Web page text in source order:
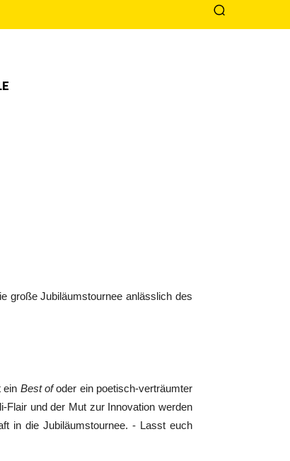
große Jubiläumstournee anlässlich des
ein Best ofoder ein poetisch-verträumter
Flair und der Mut zur Innovation werden
in die Jubiläumstournee. - Lasst euch